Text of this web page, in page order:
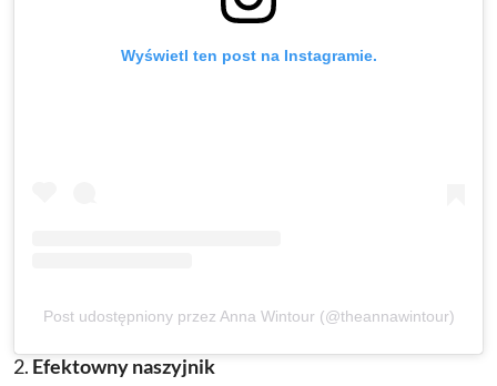
Wyświetl ten post na Instagramie.
Post udostępniony przez Anna Wintour (@theannawintour)
2. Efektowny naszyjnik